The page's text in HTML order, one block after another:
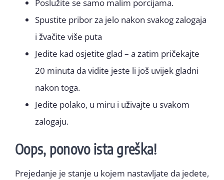
Poslužite se samo malim porcijama.
Spustite pribor za jelo nakon svakog zalogaja
i žvačite više puta
Jedite kad osjetite glad – a zatim pričekajte
20 minuta da vidite jeste li još uvijek gladni
nakon toga.
Jedite polako, u miru i uživajte u svakom
zalogaju.
Oops, ponovo ista greška!
Prejedanje je stanje u kojem nastavljate da jedete,